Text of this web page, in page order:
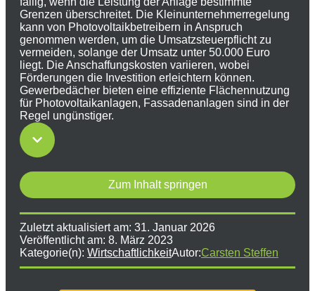
Grenzen überschreitet. Die Kleinunternehmerregelung
kann von Photovoltaikbetreibern in Anspruch
genommen werden, um die Umsatzsteuerpflicht zu
vermeiden, solange der Umsatz unter 50.000 Euro
liegt. Die Anschaffungskosten variieren, wobei
Förderungen die Investition erleichtern können.
Gewerbedächer bieten eine effiziente Flächennutzung
für Photovoltaikanlagen, Fassadenanlagen sind in der
Regel ungünstiger.
Zum Inhalt springen
Zuletzt aktualisiert am: 31. Januar 2026
Veröffentlicht am: 8. März 2023
Kategorie(n): WirtschaftlichkeitAutor:Carsten Steffen